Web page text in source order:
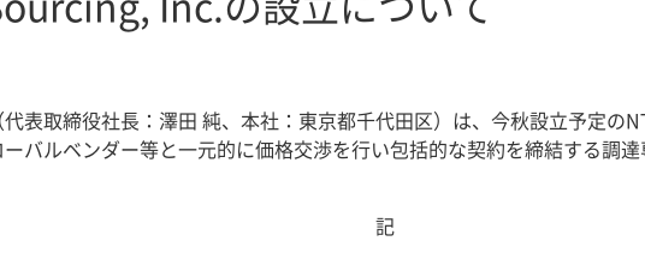
表取締役社長：澤田 純、本社：東京都千代田区）は、今秋設立予定の
バルベンダー等と一元的に価格交渉を行い包括的な契約を締結する調
記